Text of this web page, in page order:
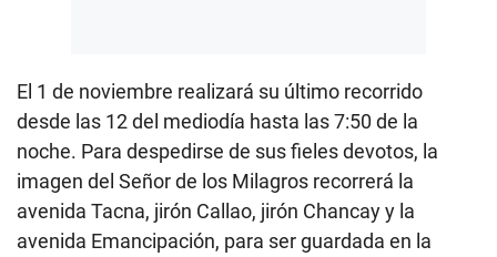
El 1 de noviembre realizará su último recorrido
desde las 12 del mediodía hasta las 7:50 de la
noche. Para despedirse de sus fieles devotos, la
imagen del Señor de los Milagros recorrerá la
avenida Tacna, jirón Callao, jirón Chancay y la
avenida Emancipación, para ser guardada en la